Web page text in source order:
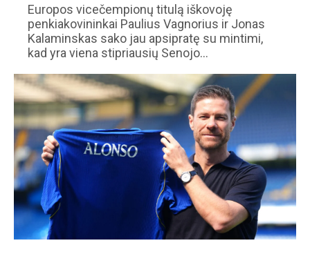
Europos vicečempionų titulą iškovoję
penkiakovininkai Paulius Vagnorius ir Jonas
Kalaminskas sako jau apsipratę su mintimi,
kad yra viena stipriausių Senojo…